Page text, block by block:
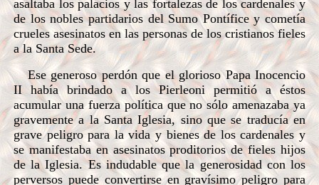
asaltaba los palacios y las fortalezas de los cardenales y
de los nobles partidarios del Sumo Pontífice y cometía
crueles asesinatos en las personas de los cristianos fieles
a la Santa Sede.
Ese generoso perdón que el glorioso Papa Inocencio
II había brindado a los Pierleoni permitió a éstos
acumular una fuerza política que no sólo amenazaba ya
gravemente a la Santa Iglesia, sino que se traducía en
grave peligro para la vida y bienes de los cardenales y
se manifestaba en asesinatos proditorios de fieles hijos
de la Iglesia. Es indudable que la generosidad con los
perversos puede convertirse en gravísimo peligro para